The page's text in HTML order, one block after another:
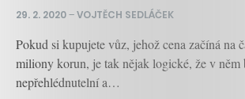
29. 2. 2020–VOJTĚCH SEDLÁČEK
Pokud si kupujete vůz, jehož cena začíná na
miliony korun, je tak nějak logické, že v něm
nepřehlédnutelní a…